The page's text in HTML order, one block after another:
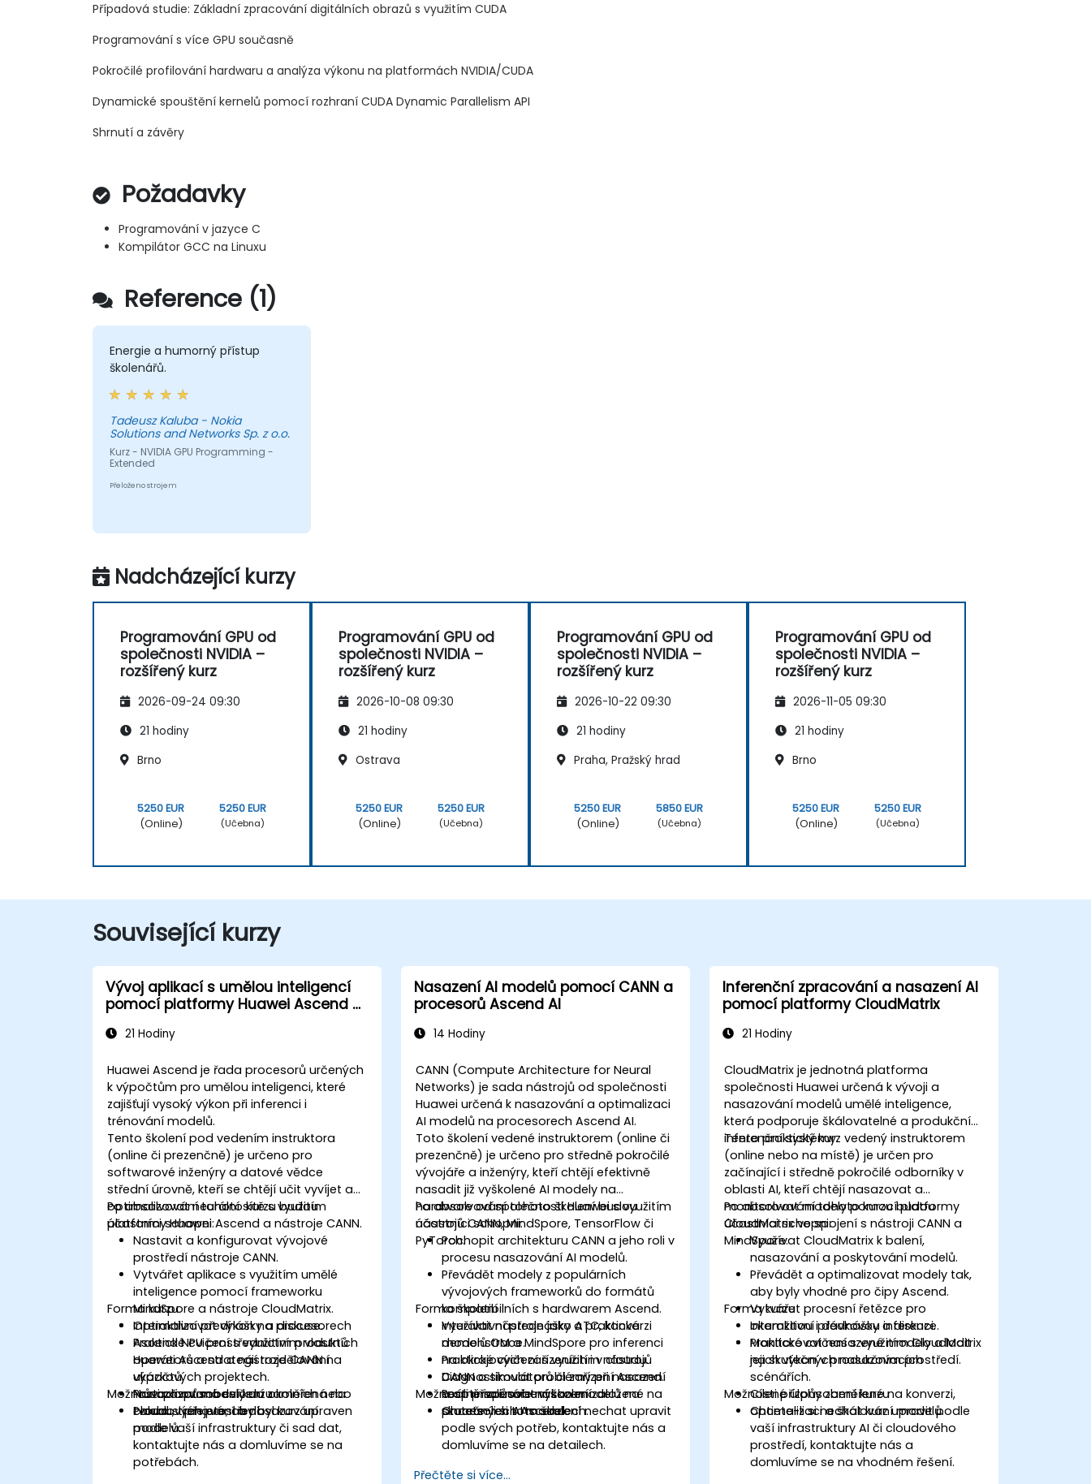
Případová studie: Základní zpracování digitálních obrazů s využitím CUDA
Programování s více GPU současně
Pokročilé profilování hardwaru a analýza výkonu na platformách NVIDIA/CUDA
Dynamické spouštění kernelů pomocí rozhraní CUDA Dynamic Parallelism API
Shrnutí a závěry
Požadavky
Programování v jazyce C
Kompilátor GCC na Linuxu
Reference (1)
Energie a humorný přístup
školenářů.
Tadeusz Kaluba - Nokia
Solutions and Networks Sp. z o.o.
Kurz - NVIDIA GPU Programming -
Extended
Přeloženo strojem
Nadcházející kurzy
Programování GPU od
společnosti NVIDIA –
rozšířený kurz
2026-09-24 09:30
21 hodiny
Brno
5250 EUR
(Online)
5250 EUR
(Učebna)
Programování GPU od
společnosti NVIDIA –
rozšířený kurz
2026-10-08 09:30
21 hodiny
Ostrava
5250 EUR
(Online)
5250 EUR
(Učebna)
Programování GPU od
společnosti NVIDIA –
rozšířený kurz
2026-10-22 09:30
21 hodiny
Praha, Pražský hrad
5250 EUR
(Online)
5850 EUR
(Učebna)
Programování GPU od
společnosti NVIDIA –
rozšířený kurz
2026-11-05 09:30
21 hodiny
Brno
5250 EUR
(Online)
5250 EUR
(Učebna)
Související kurzy
Vývoj aplikací s umělou inteligencí
pomocí platformy Huawei Ascend a
21 Hodiny
Huawei Ascend je řada procesorů určených
k výpočtům pro umělou inteligenci, které
zajišťují vysoký výkon při inferenci i
trénování modelů.
Tento školení pod vedením instruktora
(online či prezenčně) je určeno pro
softwarové inženýry a datové vědce
střední úrovně, kteří se chtějí učit vyvíjet a
optimalizovat neurální sítě s využitím
platformy Huawei Ascend a nástroje CANN.
Po absolvování tohoto kurzu budou
účastníci schopni:
Nastavit a konfigurovat vývojové
prostředí nástroje CANN.
Vytvářet aplikace s využitím umělé
inteligence pomocí frameworku
MindSpore a nástroje CloudMatrix.
Optimalizovat výkon na procesorech
Ascend NPU prostřednictvím vlastních
operátorů a strategií rozdělování
výpočtů.
Nasazovat modely do okolních nebo
cloudových prostředí.
Forma kurzu
Interaktivní přednášky a diskuse.
Praktické cvičení s využitím produktů
Huawei Ascend a nástroje CANN na
ukázkových projektech.
Průvodcovaná cvičení zaměřená na
tvorbu, trénování a nasazování
modelů.
Možnosti přizpůsobení kurzu
Pokud si přejete, aby byl kurz upraven
podle vaší infrastruktury či sad dat,
kontaktujte nás a domluvíme se na
potřebách.
Nasazení AI modelů pomocí CANN a
procesorů Ascend AI
14 Hodiny
CANN (Compute Architecture for Neural
Networks) je sada nástrojů od společnosti
Huawei určená k nasazování a optimalizaci
AI modelů na procesorech Ascend AI.
Toto školení vedené instruktorem (online či
prezenčně) je určeno pro středně pokročilé
vývojáře a inženýry, kteří chtějí efektivně
nasadit již vyškolené AI modely na
hardware od společnosti Huawei s využitím
nástrojů CANN, MindSpore, TensorFlow či
PyTorch.
Po absolvování tohoto školení budou
účastníci schopni:
Pochopit architekturu CANN a jeho roli v
procesu nasazování AI modelů.
Převádět modely z populárních
vývojových frameworků do formátů
kompatibilních s hardwarem Ascend.
Využívat nástroje jako ATC, konverzi
modelů OM a MindSpore pro inferenci
na okrajových zařízeních i v cloudu.
Diagnostikovat problémy při nasazení
a optimalizovat výkon modelů na
procesorech Ascend.
Forma školení
Interaktivní přednášky a praktická
demonstrace.
Praktické cvičení s využitím nástrojů
CANN a simulátorů či zařízení Ascend.
Reálné scénáře nasazení založené na
skutečných AI modelech.
Možnosti přizpůsobení školení
Chcete-li si toto školení nechat upravit
podle svých potřeb, kontaktujte nás a
domluvíme se na detailech.
Přečtěte si více...
Inferenční zpracování a nasazení AI
pomocí platformy CloudMatrix
21 Hodiny
CloudMatrix je jednotná platforma
společnosti Huawei určená k vývoji a
nasazování modelů umělé inteligence,
která podporuje škálovatelné a produkční
inferenční systémy.
Tento praktický kurz vedený instruktorem
(online nebo na místě) je určen pro
začínající i středně pokročilé odborníky v
oblasti AI, kteří chtějí nasazovat a
monitorovat modely pomocí platformy
CloudMatrix ve spojení s nástroji CANN a
MindSpore.
Po absolvování tohoto kurzu budou
účastníci schopni:
Využívat CloudMatrix k balení,
nasazování a poskytování modelů.
Převádět a optimalizovat modely tak,
aby byly vhodné pro čipy Ascend.
Vytvářet procesní řetězce pro
okamžitou i dávkovou inferenci.
Monitorovat nasazené modely a ladit
jejich výkon v produkčním prostředí.
Forma kurzu
Interaktivní přednášky a diskuze.
Praktické cvičení s využitím CloudMatrix
na skutečných nasazovacích
scénářích.
Cílené úlohy zaměřené na konverzi,
optimalizaci a škálování modelů.
Možnosti přizpůsobení kurzu
Chcete-li si nechat kurz upravit podle
vaší infrastruktury AI či cloudového
prostředí, kontaktujte nás a
domluvíme se na vhodném řešení.